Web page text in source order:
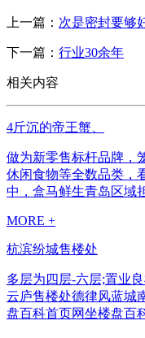
上一篇： 次是密封要够
下一篇： 行业30余年
相关内容
4斤沉的帝王蟹、
做为新零售标杆品牌，
休闲食物等全数品类，
中，盒马鲜生青岛区域
MORE +
杭滨纷城售楼处
多层为四层-六层;置业
云庐售楼处德律风蓝城
盘百科首页网坐楼盘百